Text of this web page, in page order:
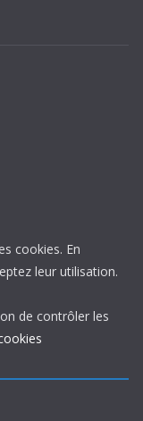
cookies. En
leur utilisation.
de contrôler les